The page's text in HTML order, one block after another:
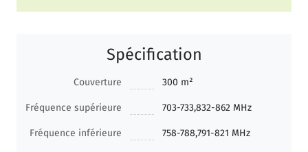
Spécification
Couverture 300 m²
Fréquence supérieure 703-733,832-862 MHz
Fréquence inférieure 758-788,791-821 MHz